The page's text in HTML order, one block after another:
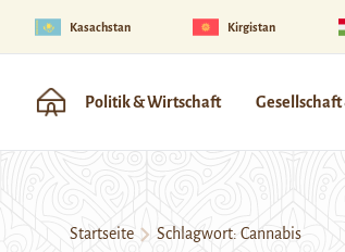
Kasachstan Kirgistan
Politik & Wirtschaft
Startseite Schlagwort: Cannabis